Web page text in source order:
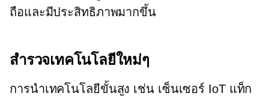
ถือและมีประสิทธิภาพมากขึ้น
สำรวจเทคโนโลยีใหม่ๆ
การนำเทคโนโลยีขั้นสูง เช่น เซ็นเซอร์ IoT แท็ก